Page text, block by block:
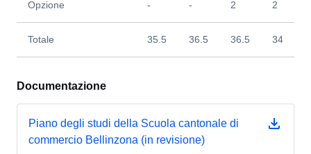
Opzione - - 2 2
Totale 35.5 36.5 36.5 34
Documentazione
Piano degli studi della Scuola cantonale di
commercio Bellinzona (in revisione)